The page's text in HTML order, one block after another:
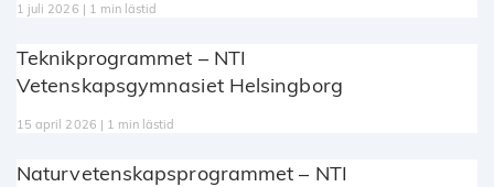
1 juli 2026 | 1 min lästid
Teknikprogrammet – NTI
Vetenskapsgymnasiet Helsingborg
15 april 2026 | 1 min lästid
Naturvetenskapsprogrammet – NTI